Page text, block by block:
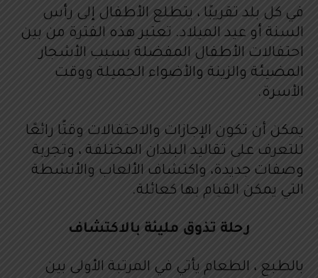
في كل بلد تقريبًا ، يتطلع الأطفال إلى رأس
السنة أو عيد الميلاد. تعتبر هذه الفترة من بين
احتفالات الأطفال المفضلة بسبب الأشجار
المضيئة والزينة والأضواء الجميلة ووقت
الأسرة.
يمكن أن تكون الإجازات والاحتفالات وقتًا رائعًا
للتعرف على تقاليد البلدان المختلفة ، وتجربة
وصفات جديدة، واكتشاف الألعاب والأنشطة
التي يمكن القيام بها كعائلة.
رحلة تذوق مليئة بالاكتشاف
بالطبع ، الطعام يأتي في المرتبة الأولى بين